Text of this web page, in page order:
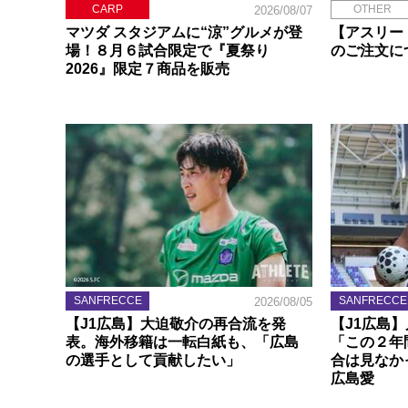
CARP 2026/08/07
マツダ スタジアムに“涼”グルメが登
場！８月６試合限定で『夏祭り
2026』限定７商品を販売
OTHER
【アスリ
のご注文に
SANFRECCE 2026/08/05
【J1広島】大迫敬介の再合流を発
表。海外移籍は一転白紙も、「広島
の選手として貢献したい」
SANFRECCE
【J1広島
「この２
合は見なか
広島愛